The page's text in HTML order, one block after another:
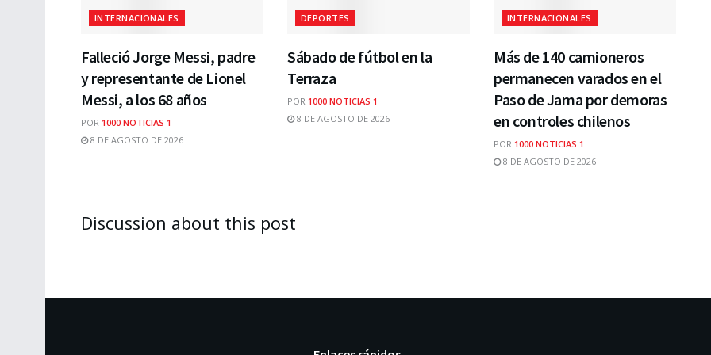
INTERNACIONALES
Falleció Jorge Messi, padre
y representante de Lionel
Messi, a los 68 años
POR 1000 NOTICIAS 1
8 DE AGOSTO DE 2026
DEPORTES
Sábado de fútbol en la
Terraza
POR 1000 NOTICIAS 1
8 DE AGOSTO DE 2026
INTERNACIONALES
Más de 140 camioneros
permanecen varados en el
Paso de Jama por demoras
en controles chilenos
POR 1000 NOTICIAS 1
8 DE AGOSTO DE 2026
Discussion about this post